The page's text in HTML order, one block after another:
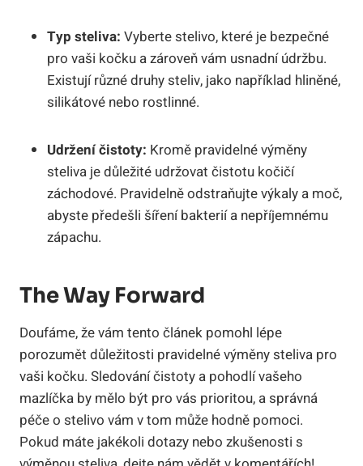
Typ​ steliva: Vyberte stelivo, které ‍je bezpečné
pro vaši kočku a zároveň ⁤vám usnadní ⁢údržbu.
Existují ‍různé druhy steliv, jako​ například hliněné,
silikátové nebo⁢ rostlinné.
Udržení ⁢čistoty: ‌Kromě​ pravidelné výměny
steliva ⁣je‌ důležité⁣ udržovat⁢ čistotu kočičí
záchodové. Pravidelně odstraňujte ‌výkaly a ⁣moč,
abyste předešli ⁣šíření bakterií a⁢ nepříjemnému
‌zápachu.
The Way Forward
Doufáme, ​že vám tento článek pomohl lépe
porozumět důležitosti pravidelné výměny steliva ⁢pro
vaši⁢ kočku. Sledování čistoty a pohodlí vašeho
mazlíčka by mělo ‍být pro vás prioritou,⁣ a správná
péče o stelivo vám v tom může​ hodně pomoci.‌
Pokud máte jakékoli dotazy nebo zkušenosti s ​